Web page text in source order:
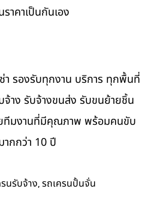
าคาเป็นกันเอง
า รองรับทุกงาน บริการ ทุกพื้นที่
จ้าง รับจ้างขนส่ง รับขนย้ายชิ้น
ทีมงานที่มีคุณภาพ พร้อมคนขับ
กกว่า 10 ปี
นรับจ้าง,รถเครนปั้นจั่น